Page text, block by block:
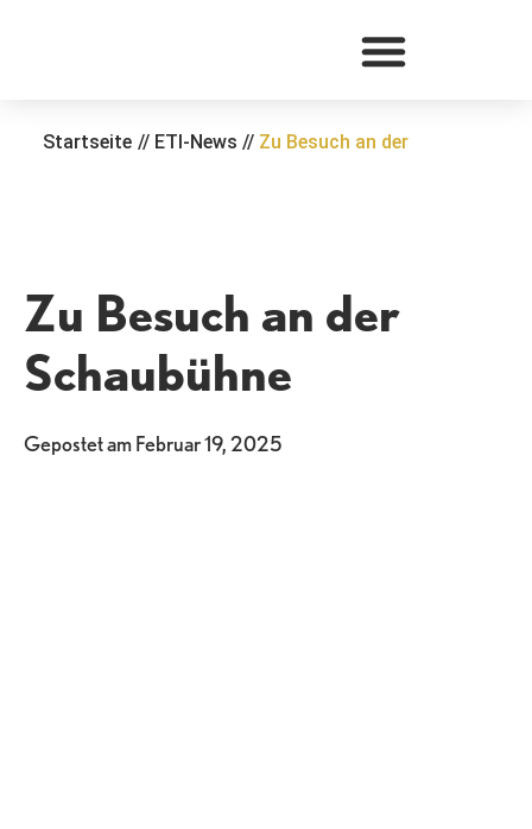
Startseite // ETI-News // Zu Besuch an der
Zu Besuch an der
Schaubühne
Gepostet amFebruar 19, 2025